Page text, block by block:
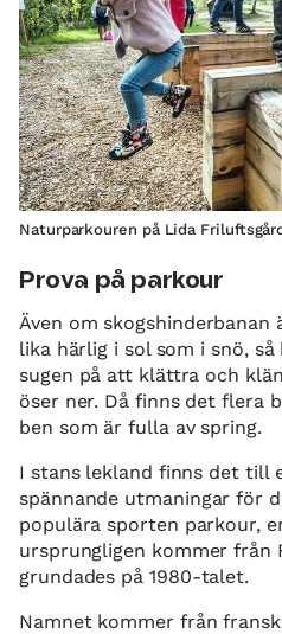
Naturparkouren på Lida
Prova på parkour
Även om
lika härlig i sol som i snö,
sugen på att klättra och
öser ner. Då finns det flera
ben som är fulla av spring.
I stans lekland finns det till
spännande utmaningar för
populära sporten parkour,
ursprungligen kommer från
grundades på 1980-talet.
Namnet kommer från